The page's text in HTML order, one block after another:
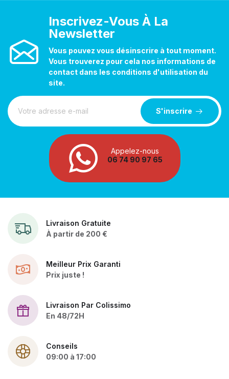
Inscrivez-Vous À La
Newsletter
Vous pouvez vous désinscrire à tout moment.
Vous trouverez pour cela nos informations de
contact dans les conditions d'utilisation du
site.
S'inscrire
Appelez-nous
06 74 90 97 65
Livraison Gratuite
À partir de 200 €
Meilleur Prix Garanti
Prix juste !
Livraison Par Colissimo
En 48/72H
Conseils
09:00 à 17:00